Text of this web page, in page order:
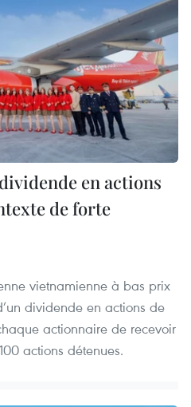
en actions
de forte
vietnamienne à bas prix
dividende en actions de
actionnaire de recevoir
actions détenues.